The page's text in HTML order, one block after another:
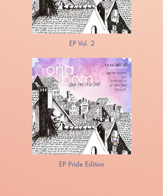
EP Vol. 2
EP Pride Edition